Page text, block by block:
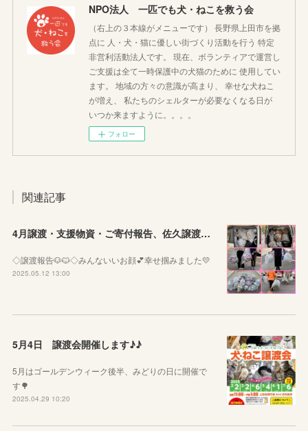
NPO法人 一匹でも犬・ねこを救う会
（右上の３本線がメニューです） 長野県上田市を拠
点に 人・犬・猫に優しい街づくり活動を行う 特定
非営利活動法人です。 現在、ボランティアで運営し
ご支援は全て一時保護中の犬猫のために 使用してい
ます。 地域の方々の意識が高まり、 幸せな犬ねこ
が増え、 私たちのシェルターが必要なくなる日が
いつか来ますように。。。。
フォロー
関連記事
4月譲渡・支援物資・ご寄付報告、佐久譲渡会のお知らせ♪♪
◇譲渡報告🐶🐱◇みんないいお顔💕幸せ掴みました💛
2025.05.12 13:00
5月4日 譲渡会開催します♪♪
5月はゴールデンウィーク後半、みどりの日に開催で
す🌳
2025.04.29 10:20